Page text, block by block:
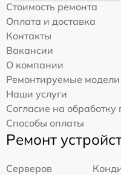
Стоимость ремонта
Оплата и доставка
Контакты
Вакансии
О компании
Ремонтируемые модели
Наши услуги
Согласие на
Способы оплаты
Ремонт
Серверов